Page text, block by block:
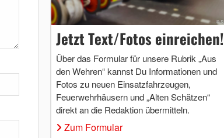
Jetzt Text/Fotos einreichen!
Über das Formular für unsere Rubrik „Aus
den Wehren“ kannst Du Informationen und
Fotos zu neuen Einsatzfahrzeugen,
Feuerwehrhäusern und „Alten Schätzen“
direkt an die Redaktion übermitteln.
Zum Formular